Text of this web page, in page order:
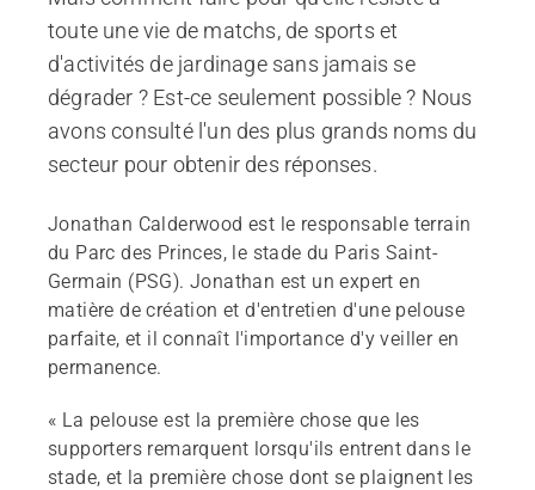
toute une vie de matchs, de sports et
d'activités de jardinage sans jamais se
dégrader ? Est-ce seulement possible ? Nous
avons consulté l'un des plus grands noms du
secteur pour obtenir des réponses.
Jonathan Calderwood est le responsable terrain
du Parc des Princes, le stade du Paris Saint-
Germain (PSG). Jonathan est un expert en
matière de création et d'entretien d'une pelouse
parfaite, et il connaît l'importance d'y veiller en
permanence.
« La pelouse est la première chose que les
supporters remarquent lorsqu'ils entrent dans le
stade, et la première chose dont se plaignent les